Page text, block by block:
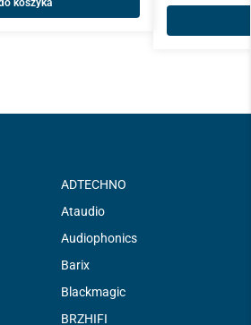
koszyka
ADTECHNO
Ataudio
Audiophonics
Barix
Blackmagic
BRZHIFI